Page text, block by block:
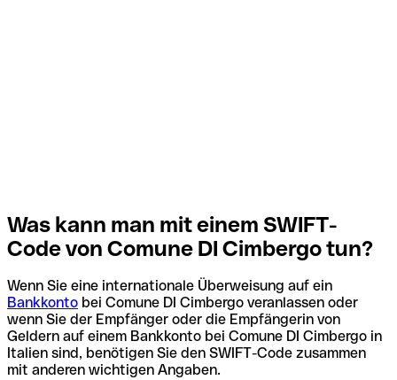
Was kann man mit einem SWIFT-
Code von Comune DI Cimbergo tun?
Wenn Sie eine internationale Überweisung auf ein
Bankkonto bei Comune DI Cimbergo veranlassen oder
wenn Sie der Empfänger oder die Empfängerin von
Geldern auf einem Bankkonto bei Comune DI Cimbergo in
Italien sind, benötigen Sie den SWIFT-Code zusammen
mit anderen wichtigen Angaben.